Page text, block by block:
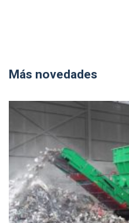
Más novedades